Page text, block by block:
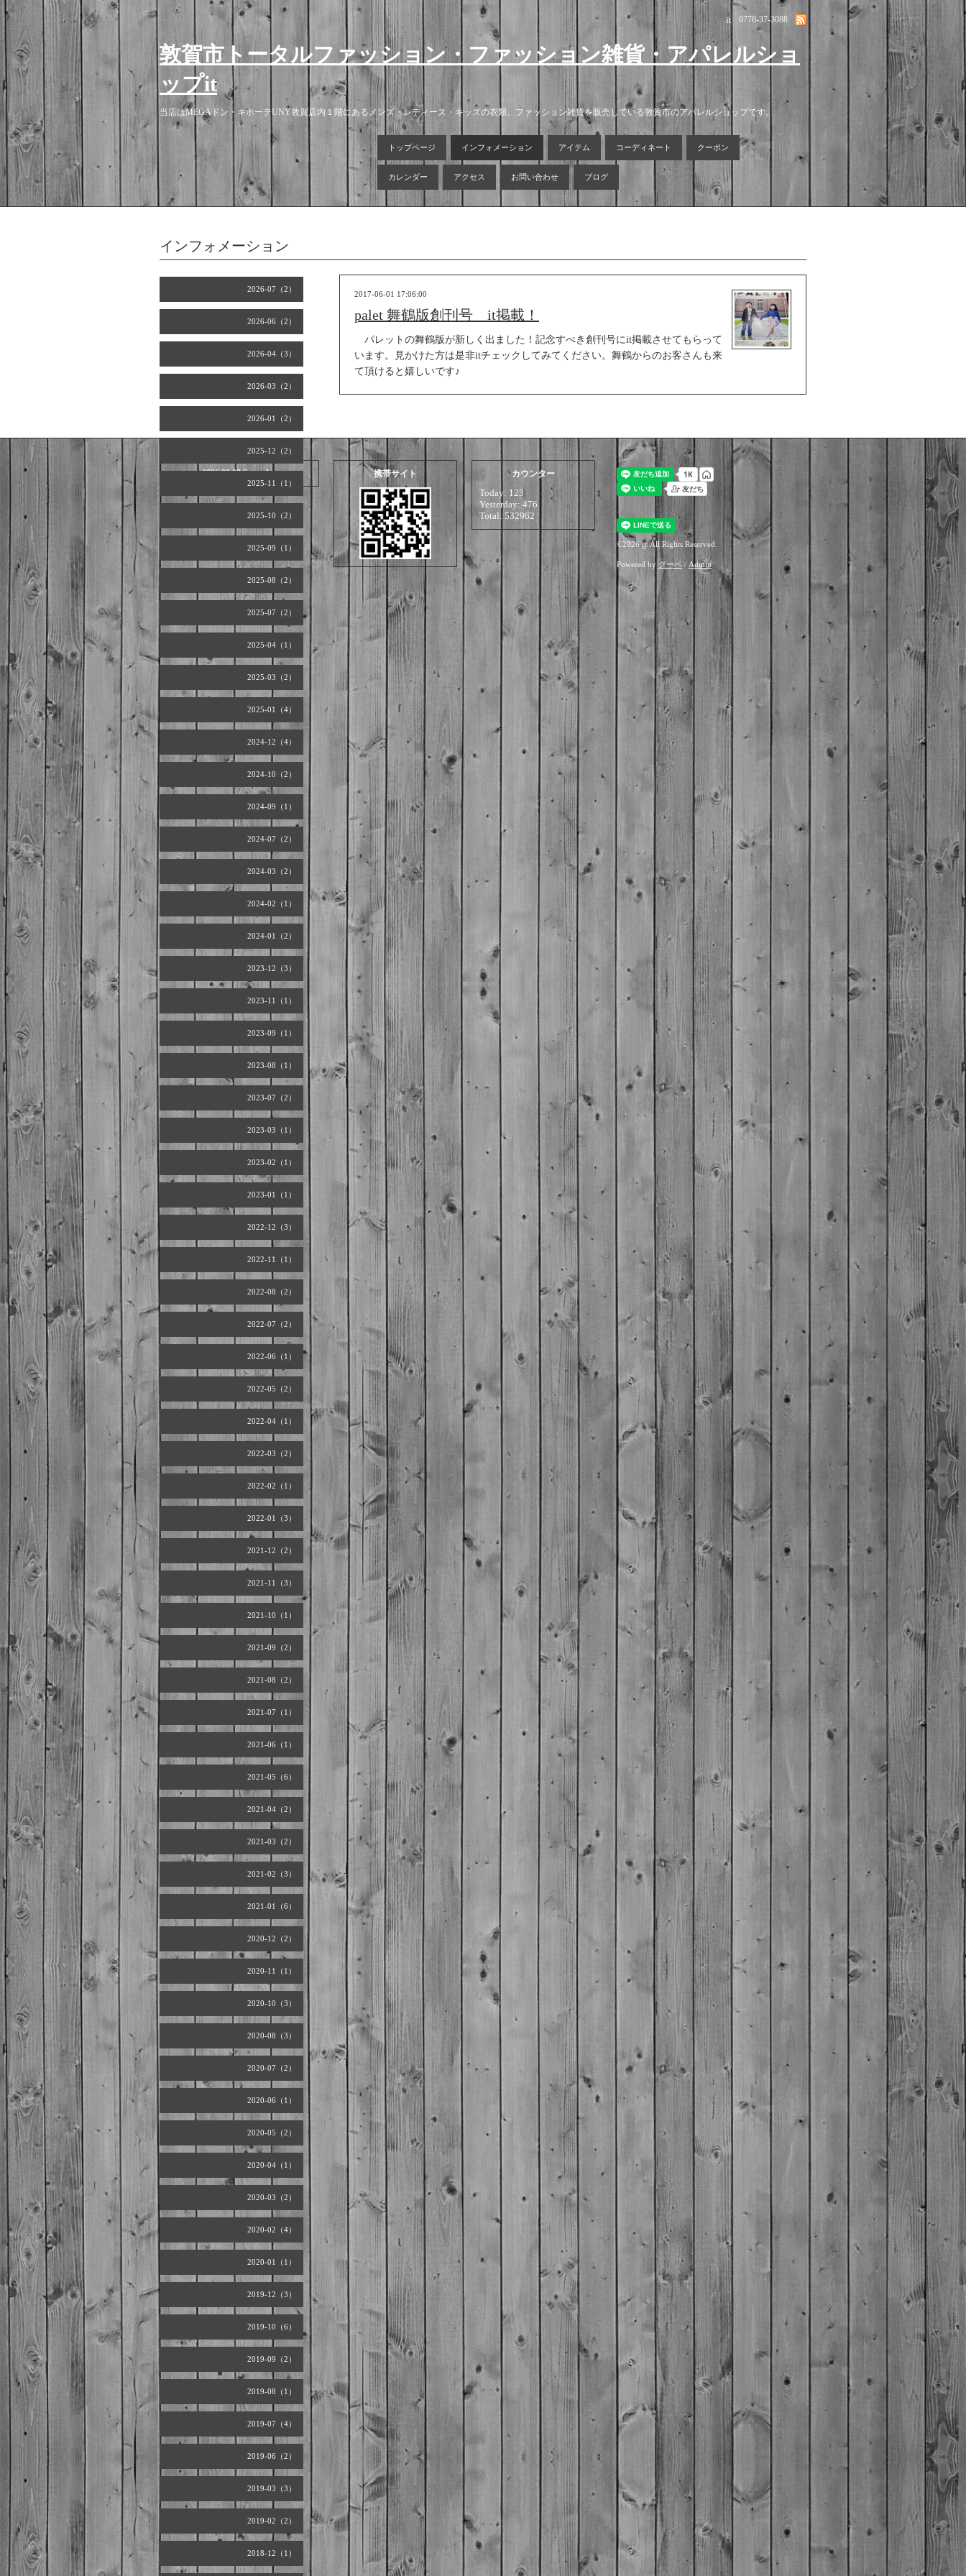
0770-37-3088
it
敦賀市トータルファッション・ファッション雑貨・アパレルショ
ップit
当店はMEGAドン・キホーテUNY敦賀店内１階にあるメンズ・レディース・キッズの衣類、ファッション雑貨を販売している敦賀市のアパレルショップです。
トップページ インフォメーション アイテム コーディネート クーポン
カレンダー アクセス お問い合わせ ブログ
2026-07（2）
2026-06（2）
2026-04（3）
2026-03（2）
2026-01（2）
2025-12（2）
2025-11（1）
2025-10（2）
2025-09（1）
2025-08（2）
2025-07（2）
2025-04（1）
2025-03（2）
2025-01（4）
2024-12（4）
2024-10（2）
2024-09（1）
2024-07（2）
2024-03（2）
2024-02（1）
2024-01（2）
2023-12（3）
2023-11（1）
2023-09（1）
2023-08（1）
2023-07（2）
2023-03（1）
2023-02（1）
2023-01（1）
2022-12（3）
2022-11（1）
2022-08（2）
2022-07（2）
2022-06（1）
2022-05（2）
2022-04（1）
2022-03（2）
2022-02（1）
2022-01（3）
2021-12（2）
2021-11（3）
2021-10（1）
2021-09（2）
2021-08（2）
2021-07（1）
2021-06（1）
2021-05（6）
2021-04（2）
2021-03（2）
2021-02（3）
2021-01（6）
2020-12（2）
2020-11（1）
2020-10（3）
2020-08（3）
2020-07（2）
2020-06（1）
2020-05（2）
2020-04（1）
2020-03（2）
2020-02（4）
2020-01（1）
2019-12（3）
2019-10（6）
2019-09（2）
2019-08（1）
2019-07（4）
2019-06（2）
2019-03（3）
2019-02（2）
2018-12（1）
インフォメーション
2017-06-01 17:06:00
palet 舞鶴版創刊号 it掲載！
パレットの舞鶴版が新しく出ました！記念すべき創刊号にit掲載させてもらって
います。見かけた方は是非itチェックしてみてください。舞鶴からのお客さんも来
て頂けると嬉しいです♪
2026.08.08 Saturday 携帯サイト カウンター
Today: 123
Yesterday: 476
Total: 532962
©2026it. All Rights Reserved.
Powered by グーペ / Admin